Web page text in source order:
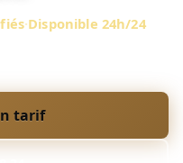
·Disponible 24h/24
tarif